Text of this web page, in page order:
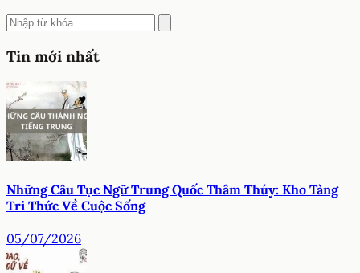
Tin mới nhất
Những Câu Tục Ngữ Trung Quốc Thâm Thúy: Kho Tàng
Tri Thức Về Cuộc Sống
05/07/2026